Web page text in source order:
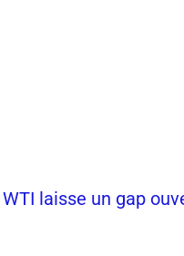
laisse un gap